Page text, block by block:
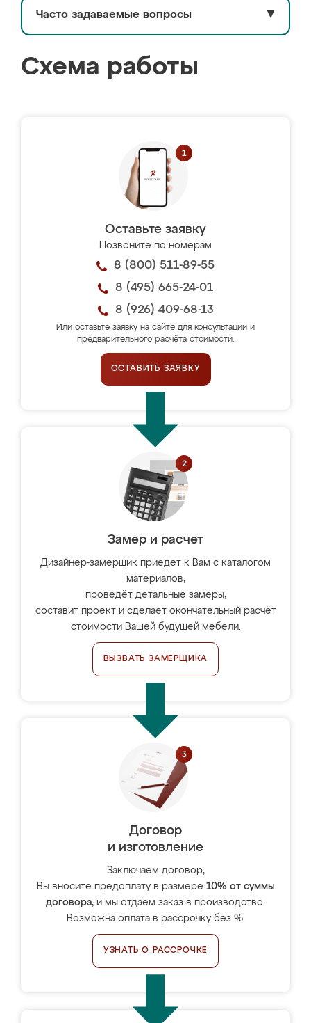
Часто задаваемые вопросы ▼
Схема работы
Оставьте заявку
Позвоните по номерам
8 (800) 511-89-55
8 (495) 665-24-01
8 (926) 409-68-13
Или оставьте заявку на сайте для консультации и
предварительного расчёта стоимости.
ОСТАВИТЬ ЗАЯВКУ
Замер и расчет
Дизайнер-замерщик приедет к Вам с каталогом
материалов,
проведёт детальные замеры,
составит проект и сделает окончательный расчёт
стоимости Вашей будущей мебели.
ВЫЗВАТЬ ЗАМЕРЩИКА
Договор
и изготовление
Заключаем договор,
Вы вносите предоплату в размере 10% от суммы
договора, и мы отдаём заказ в производство.
Возможна оплата в рассрочку без %.
УЗНАТЬ О РАССРОЧКЕ